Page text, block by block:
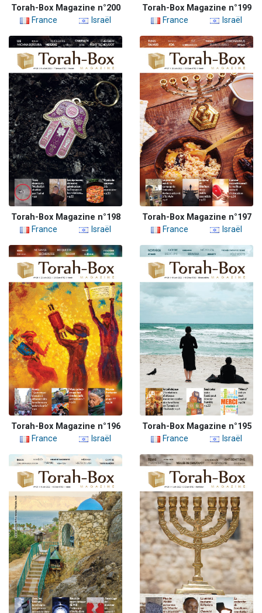
Torah-Box Magazine n°200
France
Israël
Torah-Box Magazine n°199
France
Israël
Torah-Box Magazine n°198
France
Israël
Torah-Box Magazine n°197
France
Israël
Torah-Box Magazine n°196
France
Israël
Torah-Box Magazine n°195
France
Israël